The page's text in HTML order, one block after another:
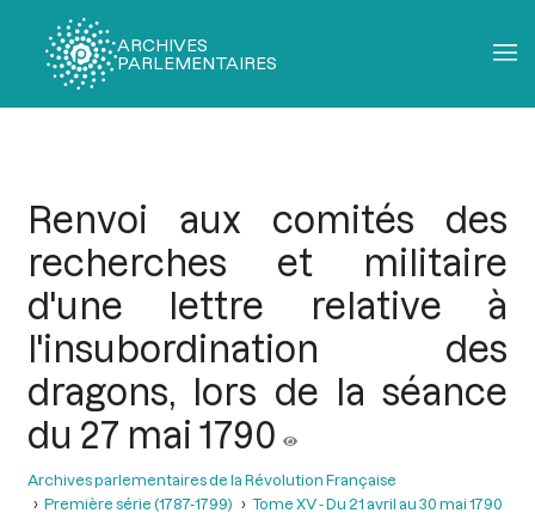
ARCHIVES
PARLEMENTAIRES
Renvoi aux comités des
recherches et militaire
d'une lettre relative à
l'insubordination des
dragons, lors de la séance
du 27 mai 1790
Archives parlementaires de la Révolution Française
Première série (1787-1799)
Tome XV - Du 21 avril au 30 mai 1790